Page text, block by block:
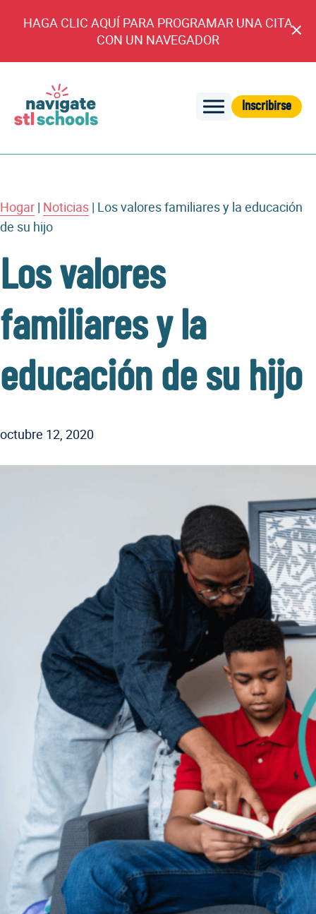
HAGA CLIC AQUÍ PARA PROGRAMAR UNA CITA
CON UN NAVEGADOR
por
de
STL
Inscribirse
Hogar | Noticias | Los valores familiares y la educación
de su hijo
Los valores
familiares y la
educación de su hijo
octubre 12, 2020